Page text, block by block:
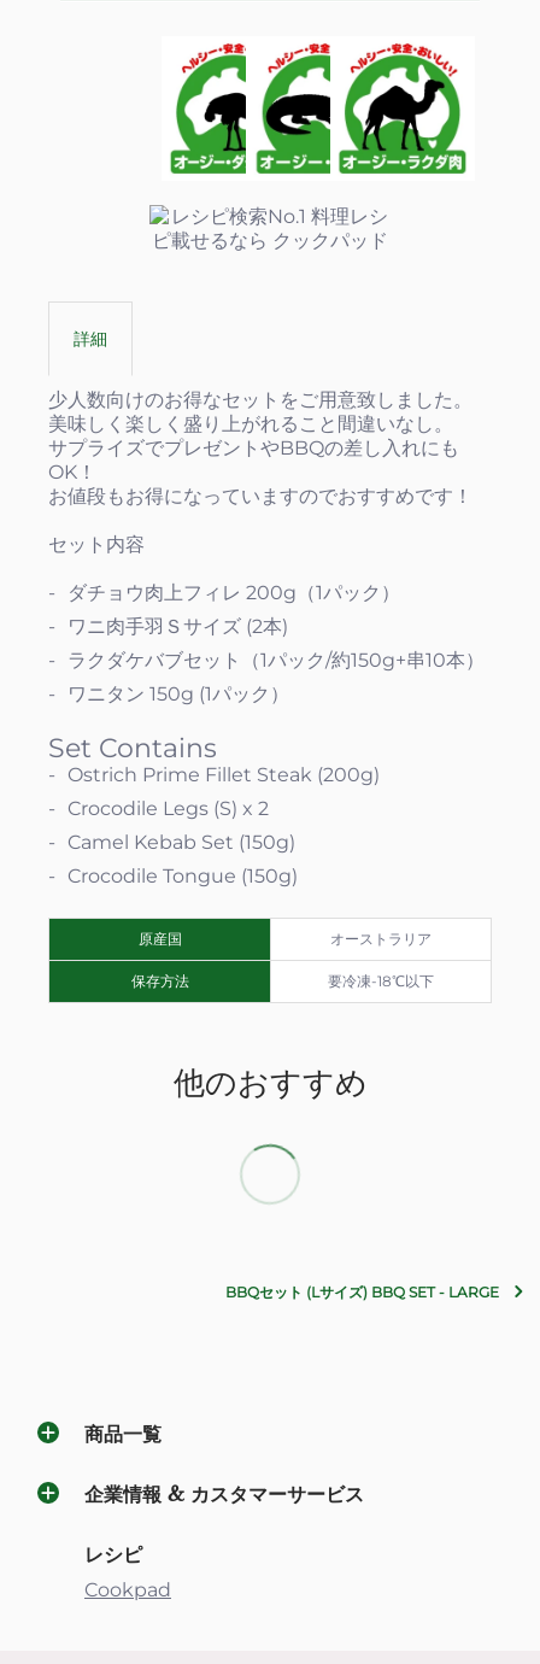
詳細
少人数向けのお得なセットをご用意致しました。
美味しく楽しく盛り上がれること間違いなし。
サプライズでプレゼントやBBQの差し入れにも
OK！
お値段もお得になっていますのでおすすめです！
セット内容
ダチョウ肉上フィレ 200g（1パック）
ワニ肉手羽Ｓサイズ (2本)
ラクダケバブセット（1パック/約150g+串10本）
ワニタン 150g (1パック）
Set Contains
Ostrich Prime Fillet Steak (200g)
Crocodile Legs (S) x 2
Camel Kebab Set (150g)
Crocodile Tongue (150g)
原産国 オーストラリア
保存方法 要冷凍-18℃以下
他のおすすめ
BBQセット (Lサイズ) BBQ SET - LARGE
商品一覧
企業情報 & カスタマーサービス
レシピ
Cookpad